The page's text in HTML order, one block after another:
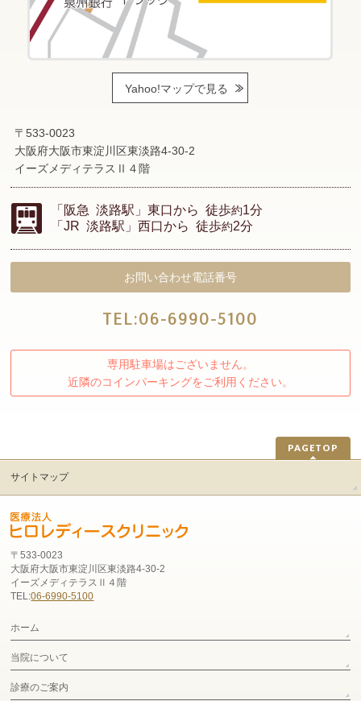
Yahoo!マップで見る
〒533-0023
大阪府大阪市東淀川区東淡路4-30-2
イーズメディテラスⅡ４階
「阪急 淡路駅」東口から 徒歩約1分
「JR 淡路駅」西口から 徒歩約2分
お問い合わせ電話番号
TEL:06-6990-5100
専用駐車場はございません。
近隣のコインパーキングをご利用ください。
PAGETOP
サイトマップ
〒533-0023
大阪府大阪市東淀川区東淡路4-30-2
イーズメディテラスⅡ４階
TEL:06-6990-5100
ホーム
当院について
診療のご案内